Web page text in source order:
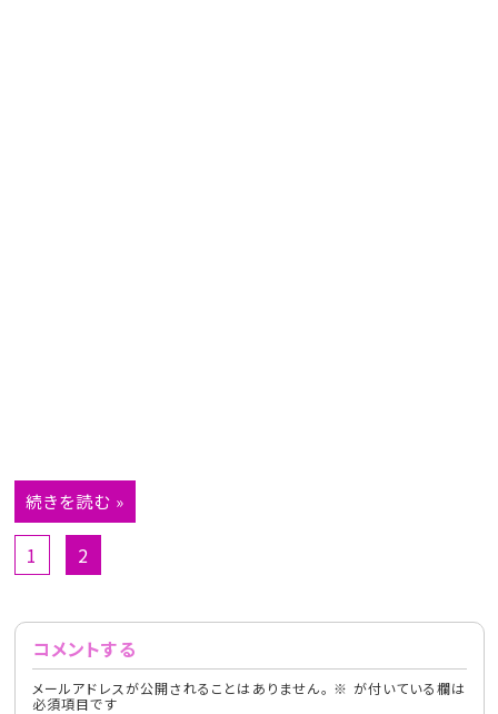
続きを読む »
1 2
コメントする
メールアドレスが公開されることはありません。 ※ が付いている欄は
必須項目です